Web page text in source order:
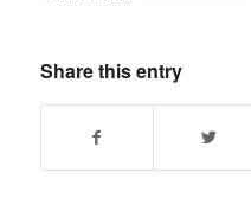
Share this entry